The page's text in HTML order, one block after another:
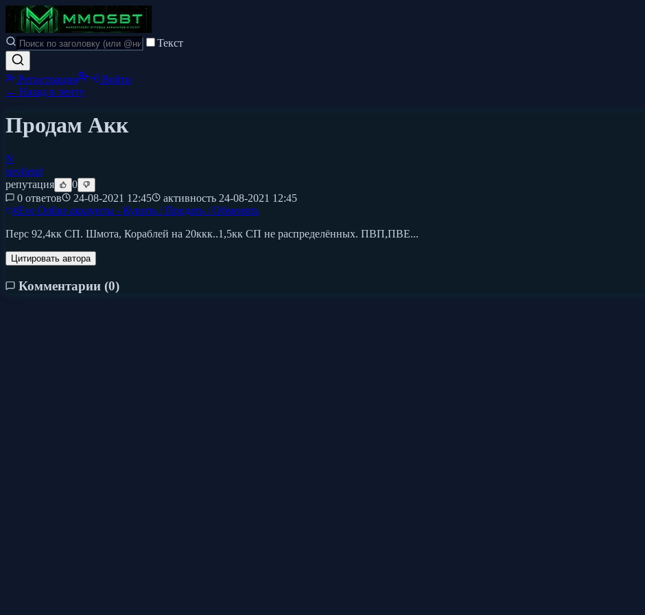
Текст
Регистрация
Войти
← Назад в ленту
Продам Акк
N
nevilend
репутация
0
0 ответов
24-08-2021 12:45 активность 24-08-2021 12:45
#Eve Online аккаунты - Купить / Продать / Обменять
Перс 92,4кк СП. Шмота, Кораблей на 20ккк..1,5кк СП не распределённых. ПВП,ПВЕ...
Цитировать автора
Комментарии (0)